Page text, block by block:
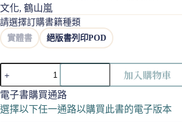
文化, 鶴山嵐
請選擇訂購書籍種類
實體書 絕版書列印POD
麼
參:
加入購物車
電子書購買通路
選擇以下任一通路以購買此書的電子版本